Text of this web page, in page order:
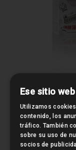
Ese sitio
Utilizamos
contenido, los
tráfico. También
sobre su uso de
socios de